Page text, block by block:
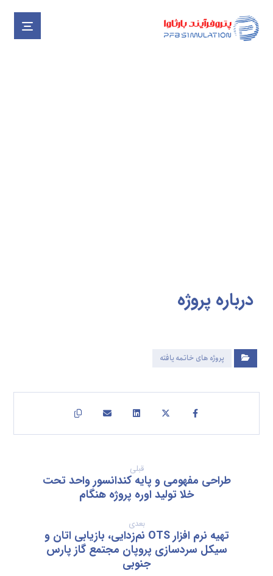
دربارهپروژه
پروژه های خاتمه یافته
قبلی
طراحی مفهومی و پایه کندانسور واحد تحت
خلا تولید اوره پروژه هنگام
بعدی
تهیه نرم افزار OTS نم‌زدایی، بازیابی اتان و
سیکل سردسازی پروپان مجتمع گاز پارس
جنوبی